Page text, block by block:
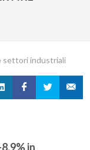
settori industriali
in